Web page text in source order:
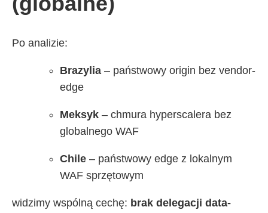
Po analizie:
Brazylia – państwowy origin bez vendor-
edge
Meksyk – chmura hyperscalera bez
globalnego WAF
Chile – państwowy edge z lokalnym
WAF sprzętowym
widzimy wspólną cechę: brak delegacji data-